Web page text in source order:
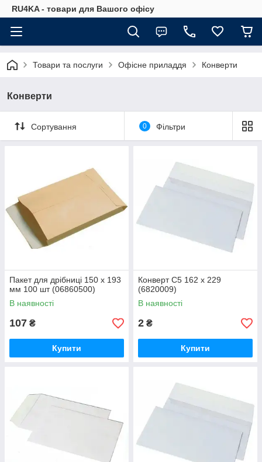
RU4KA - товари для Вашого офісу
Товари та послуги Офісне приладдя Конверти
Конверти
Сортування 0 Фільтри
Пакет для дрібниці 150 х 193
мм 100 шт (06860500)
В наявності
107 ₴
Купити
Конверт С5 162 х 229
(6820009)
В наявності
2 ₴
Купити